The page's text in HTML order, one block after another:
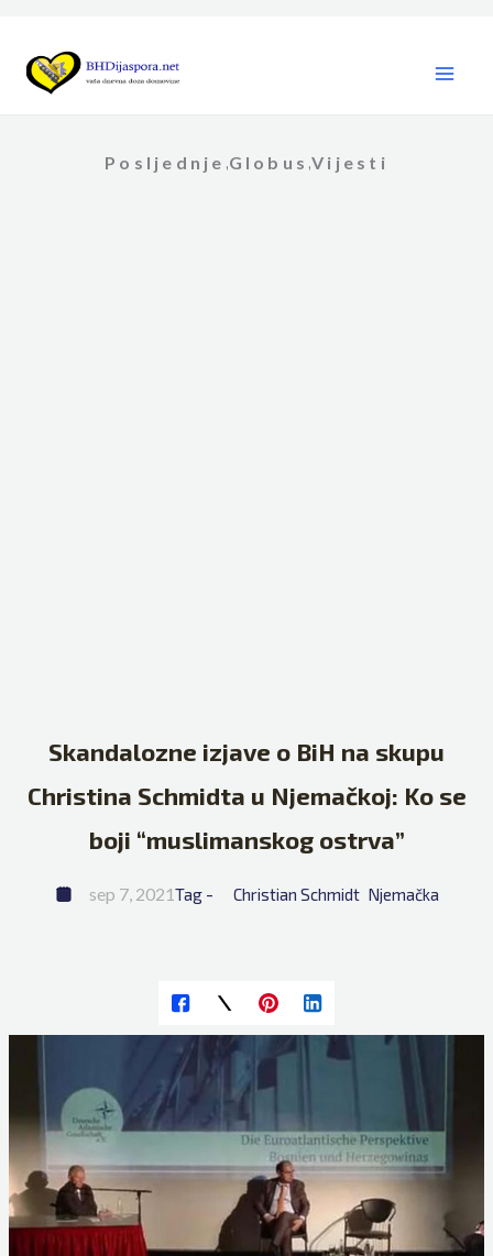
content
Posljednje ,Globus ,Vijesti
Skandalozne izjave o BiH na skupu
Christina Schmidta u Njemačkoj: Ko se
boji “muslimanskog ostrva”
sep 7, 2021Tag - Christian Schmidt Njemačka